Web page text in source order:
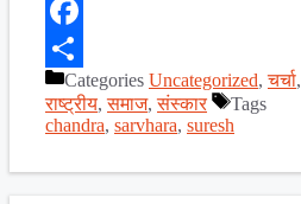
X
Facebook
ShareCategories Uncategorized,चर्चा,
राष्ट्रीय,समाज,संस्कार
Tags
chandra, sarvhara, suresh